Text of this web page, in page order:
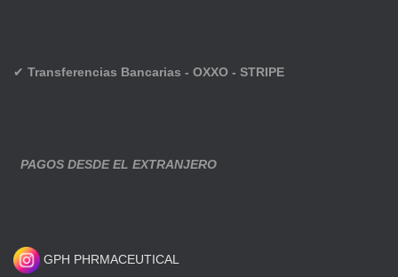
✔ Transferencias Bancarias - OXXO - STRIPE
PAGOS DESDE EL EXTRANJERO
GPH PHRMACEUTICAL